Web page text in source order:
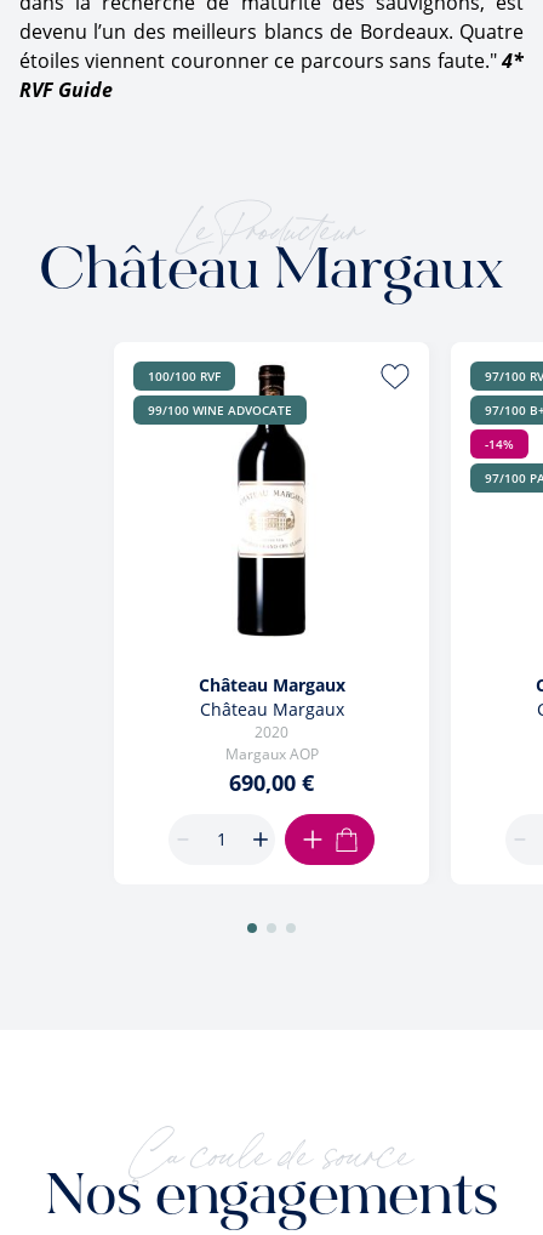
devenu l’un des meilleurs blancs de Bordeaux. Quatre
étoiles viennent couronner ce parcours sans faute."4*
RVF Guide
Le Producteur
Château Margaux
100/100 RVF
99/100 WINE ADVOCATE
Château Margaux
Château Margaux
2020
Margaux AOP
690,00 €
AJOUTER AU PANIER
97/100
97/100
-14%
97/100
Ça coule de source
Nos engagements